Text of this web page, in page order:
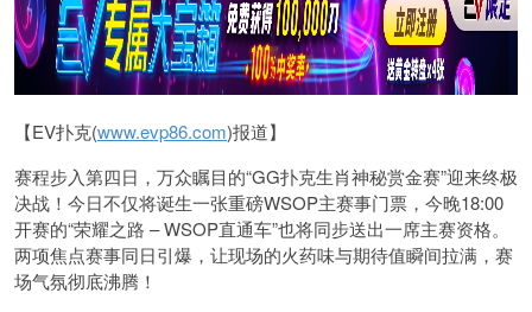
【EV扑克(www.evp86.com)报道】
赛程步入第四日，万众瞩目的“GG扑克生肖神秘赏金赛”迎来终极
决战！今日不仅将诞生一张重磅WSOP主赛事门票，今晚18:00
开赛的“荣耀之路 – WSOP直通车”也将同步送出一席主赛资格。
两项焦点赛事同日引爆，让现场的火药味与期待值瞬间拉满，赛
场气氛彻底沸腾！